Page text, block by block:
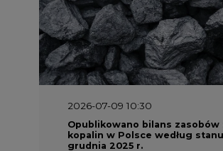
2026-07-09 10:30
Opublikowano bilans zasobów
kopalin w Polsce według stanu
grudnia 2025 r.